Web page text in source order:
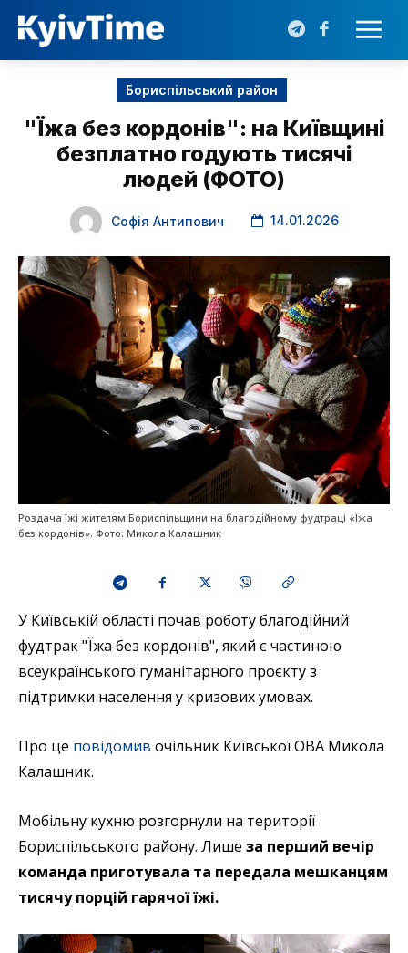
Бориспільський район
"Їжа без кордонів": на Київщині
безплатно годують тисячі
людей (ФОТО)
Софія Антипович 14.01.2026
Роздача їжі жителям Бориспільщини на благодійному фудтраці «Їжа
без кордонів». Фото: Микола Калашник
У Київській області почав роботу благодійний
фудтрак "Їжа без кордонів", який є частиною
всеукраїнського гуманітарного проєкту з
підтримки населення у кризових умовах.
Про це повідомив очільник Київської ОВА Микола
Калашник.
Мобільну кухню розгорнули на території
Бориспільського району. Лише за перший вечір
команда приготувала та передала мешканцям
тисячу порцій гарячої їжі.